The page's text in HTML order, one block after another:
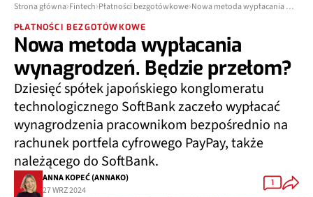
Strona główna Fintech Płatności bezgotówkowe Nowa metoda wypłacania wynagrodzeń. Będzie przełom?
PŁATNOŚCI BEZGOTÓWKOWE
Nowa metoda wypłacania
wynagrodzeń. Będzie przełom?
Dziesięć spółek japońskiego konglomeratu
technologicznego SoftBank zaczeło wypłacać
wynagrodzenia pracownikom bezpośrednio na
rachunek portfela cyfrowego PayPay, także
należącego do SoftBank.
ANNA KOPEĆ (ANNAKO)
27 WRZ 2024
1